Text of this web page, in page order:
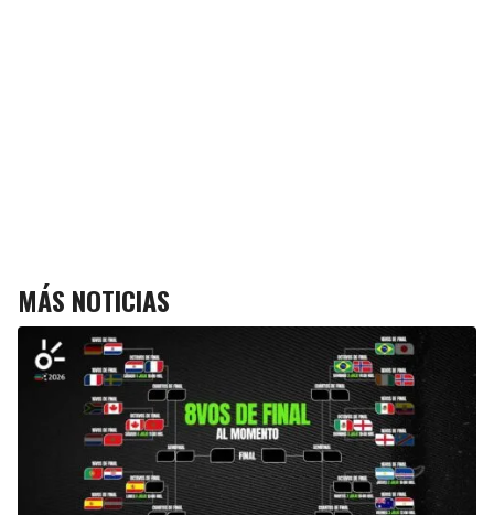
MÁS NOTICIAS